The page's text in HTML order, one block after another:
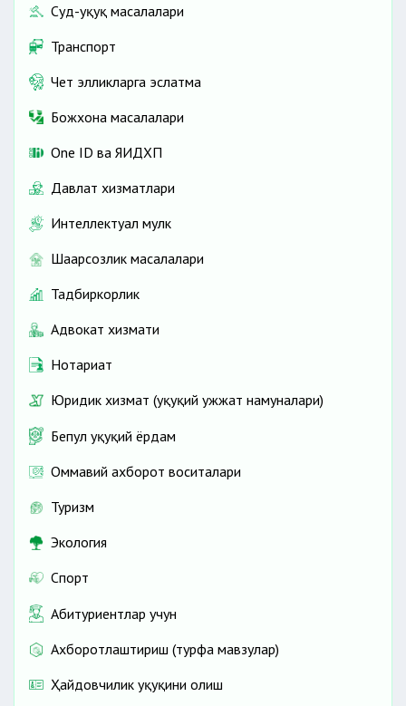
Суд-ҳуқуқ масалалари
Транспорт
Чет элликларга эслатма
Божхона масалалари
One ID ва ЯИДХП
Давлат хизматлари
Интеллектуал мулк
Шаҳарсозлик масалалари
Тадбиркорлик
Адвокат хизмати
Нотариат
Юридик хизмат (ҳуқуқий ҳужжат намуналари)
Бепул ҳуқуқий ёрдам
Оммавий ахборот воситалари
Туризм
Экология
Спорт
Абитуриентлар учун
Ахборотлаштириш (турфа мавзулар)
Ҳайдовчилик ҳуқуқини олиш